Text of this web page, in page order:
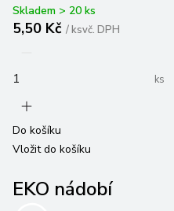
Skladem > 20 ks
5,50 Kč /ksvč. DPH
ks
Do košíku
Vložit do košíku
EKO nádobí